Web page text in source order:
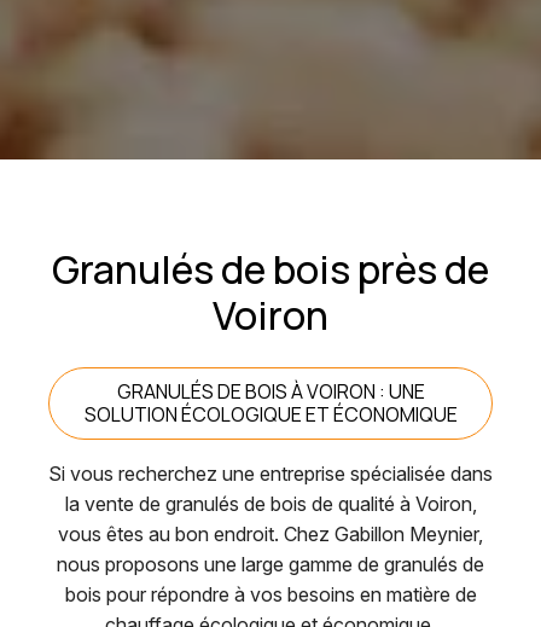
Granulés de bois près de
Voiron
GRANULÉS DE BOIS À VOIRON : UNE
SOLUTION ÉCOLOGIQUE ET ÉCONOMIQUE
Si vous recherchez une entreprise spécialisée dans
la vente de granulés de bois de qualité à Voiron,
vous êtes au bon endroit. Chez Gabillon Meynier,
nous proposons une large gamme de granulés de
bois pour répondre à vos besoins en matière de